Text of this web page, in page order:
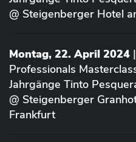
@ Steigenberger Hotel
Montag, 22. April 2024
Professionals
Jahrgänge Tinto
@ Steigenberger
Frankfurt